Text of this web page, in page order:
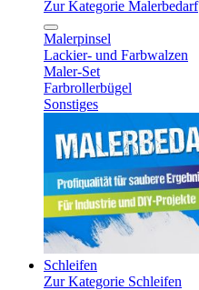
Zur Kategorie Malerbedarf
Malerpinsel
Lackier- und Farbwalzen
Maler-Set
Farbrollerbügel
Sonstiges
Schleifen
Zur Kategorie Schleifen